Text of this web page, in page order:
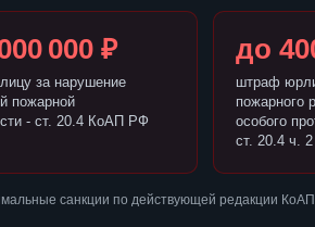
000 ₽
за нарушение
пожарной
- ст. 20.4 КоАП РФ
до
штраф
пожарного
особого
ст. 20.4 ч.
санкции по действующей редакции